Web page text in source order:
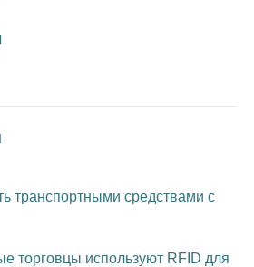
транспортными средствами с
торговцы используют RFID для